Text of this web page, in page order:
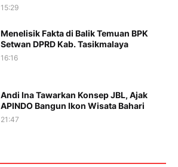
15:29
Menelisik Fakta di Balik Temuan BPK
Setwan DPRD Kab. Tasikmalaya
16:16
Andi Ina Tawarkan Konsep JBL, Ajak
APINDO Bangun Ikon Wisata Bahari
21:47